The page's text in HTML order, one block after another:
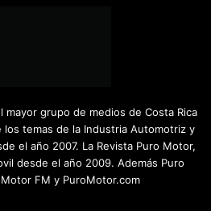
grupo de medios de Costa Rica
temas de la Industria Automotriz y
el año 2007. La Revista Puro Motor,
desde el año 2009. Además Puro
FM y PuroMotor.com